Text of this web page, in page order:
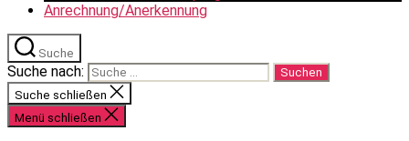
Anrechnung/Anerkennung
Suche
Suche nach:
Suche schließen
Menü schließen